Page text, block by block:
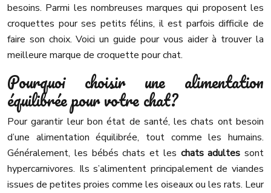
besoins. Parmi les nombreuses marques qui proposent les
croquettes pour ses petits félins, il est parfois difficile de
faire son choix. Voici un guide pour vous aider à trouver la
meilleure marque de croquette pour chat.
Pourquoi choisir une alimentation
équilibrée pour votre chat?
Pour garantir leur bon état de santé, les chats ont besoin
d’une alimentation équilibrée, tout comme les humains.
Généralement, les bébés chats et les chats adultes sont
hypercarnivores. Ils s’alimentent principalement de viandes
issues de petites proies comme les oiseaux ou les rats. Leur